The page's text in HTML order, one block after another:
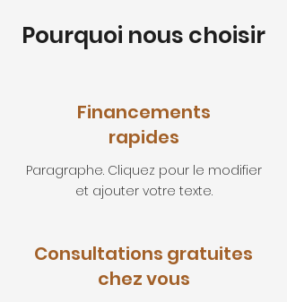
Pourquoi nous choisir
Financements
rapides
Paragraphe. Cliquez pour le modifier
et ajouter votre texte.
Consultations gratuites
chez vous